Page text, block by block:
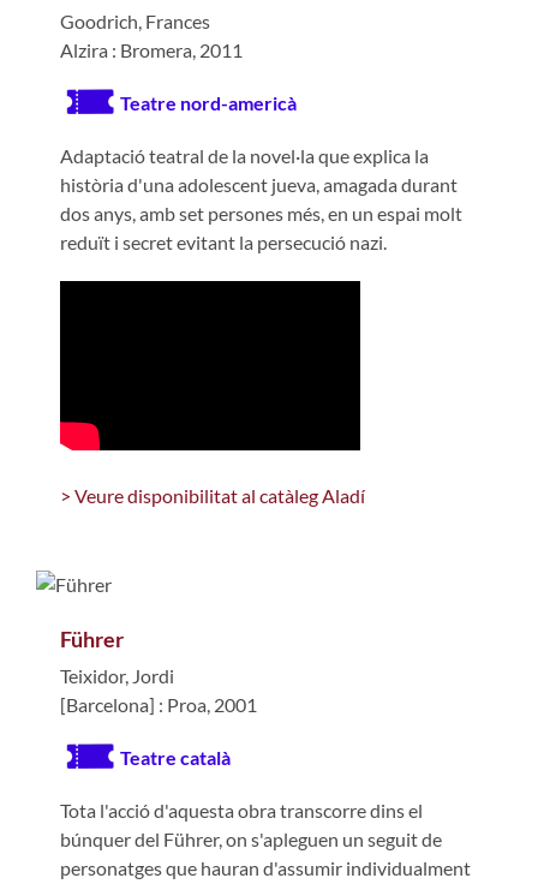
Goodrich, Frances
Alzira : Bromera, 2011
Teatre nord-americà
Adaptació teatral de la novel·la que explica la
història d'una adolescent jueva, amagada durant
dos anys, amb set persones més, en un espai molt
reduït i secret evitant la persecució nazi.
> Veure disponibilitat al catàleg Aladí
Führer
Teixidor, Jordi
[Barcelona] : Proa, 2001
Teatre català
Tota l'acció d'aquesta obra transcorre dins el
búnquer del Führer, on s'apleguen un seguit de
personatges que hauran d'assumir individualment